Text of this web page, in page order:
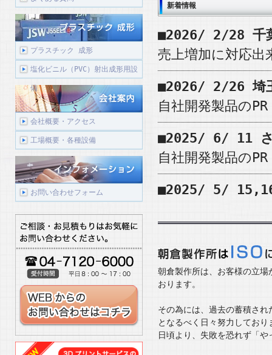
プラスチック 成形
塩化ビニル（PVC）射出成形用設
備
会社概要・アクセス
工場概要・各種設備
お問い合わせフォーム
新着情報
■2026/ 2/28 千
売上増加に対応出
■2026/ 2/26 埼
自社開発製品のPR
■2025/ 6/ 11
自社開発製品のPR
■2025/ 5/
■2025/ 3/18 め
新規交流の開拓
■2025/ 2/27 埼
新規顧客との交流
■2020/ 12/14 日
朝倉製作所は、お客様の立
おります。
その為には、過去の蓄積さ
となるべく日々努力しており
日頃より、失敗を恐れず「